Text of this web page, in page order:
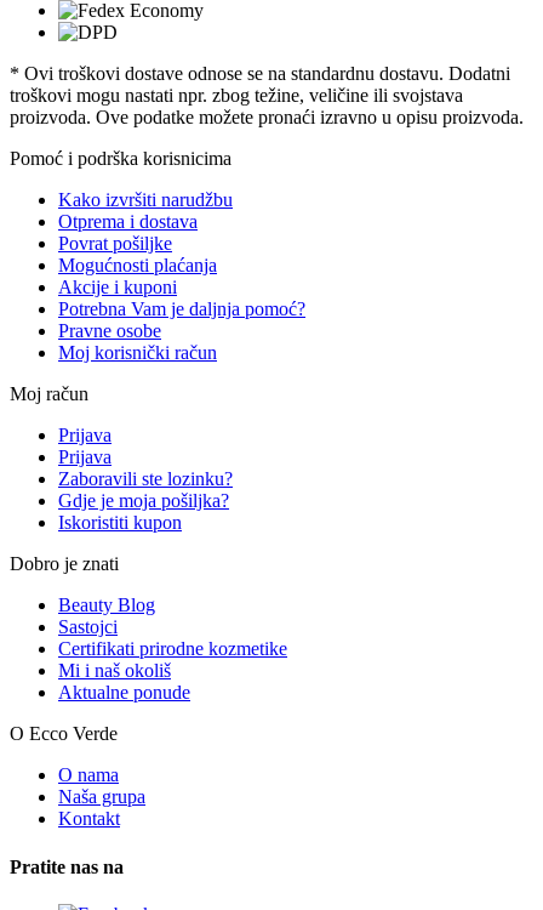
* Ovi troškovi dostave odnose se na standardnu ​​dostavu. Dodatni
troškovi mogu nastati npr. zbog težine, veličine ili svojstava
proizvoda. Ove podatke možete pronaći izravno u opisu proizvoda.
Pomoć i podrška korisnicima
Kako izvršiti narudžbu
Otprema i dostava
Povrat pošiljke
Mogućnosti plaćanja
Akcije i kuponi
Potrebna Vam je daljnja pomoć?
Pravne osobe
Moj korisnički račun
Moj račun
Prijava
Prijava
Zaboravili ste lozinku?
Gdje je moja pošiljka?
Iskoristiti kupon
Dobro je znati
Beauty Blog
Sastojci
Certifikati prirodne kozmetike
Mi i naš okoliš
Aktualne ponude
O Ecco Verde
O nama
Naša grupa
Kontakt
Pratite nas na